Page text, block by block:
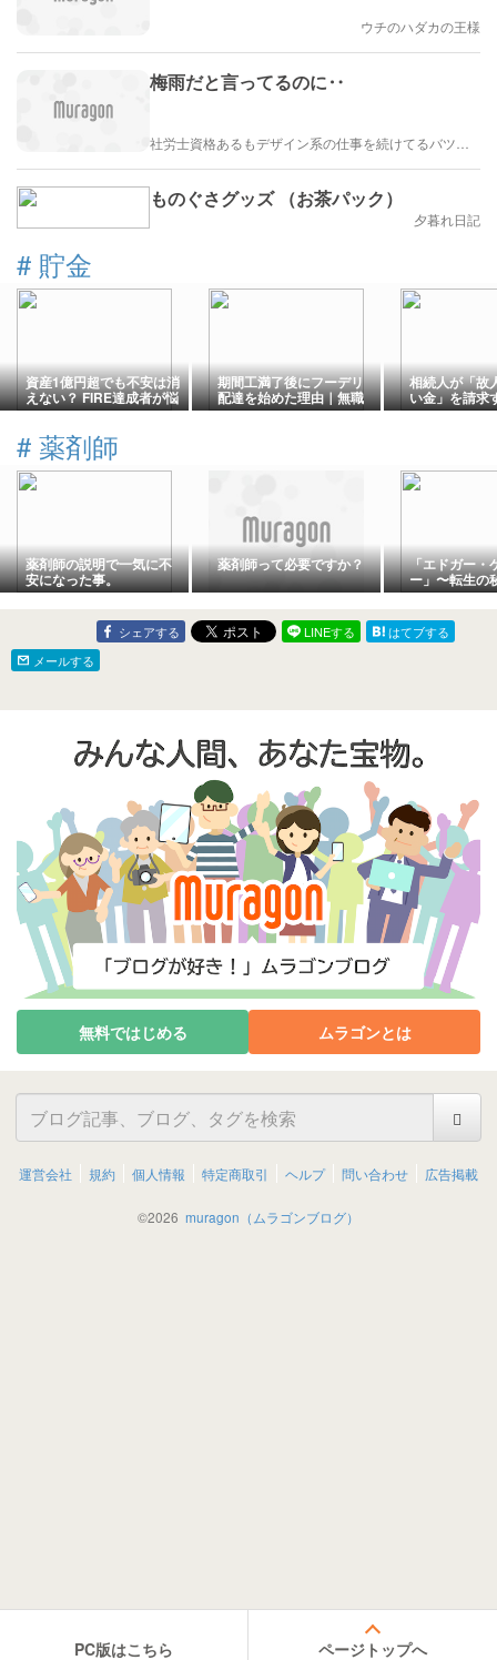
ウチのハダカの王様
梅雨だと言ってるのに‥
ものぐさグッズ （お茶パック）
夕暮れ日記
# 貯金
資産1億円超でも不安は消
えない？ FIRE達成者が悩
む老後の現実3選
期間工満了後にフーデリ
配達を始めた理由｜無職
期間を収入に変える方法
相続人が「故
い金」を請求
# 薬剤師
薬剤師の説明で一気に不
安になった事。
薬剤師って必要ですか？ 「エドガー・
ー」〜転生の
シェアする LINEする
はてブする
メールする
無料ではじめる ムラゴンとは
運営会社 規約 個人情報 特定商取引 ヘルプ 問い合わせ 広告掲載
©2026 muragon（ムラゴンブログ）
PC版はこちら ページトップへ